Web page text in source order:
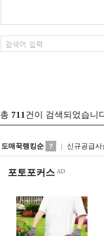
총 711 건이 검색되었습니
도매꾹랭킹순 신규공급사
포토포커스